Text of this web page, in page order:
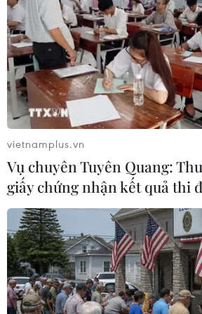
TIN LIÊN QUAN
vietnamplus.vn
Vụ chuyên Tuyên Quang:
giấy chứng nhận kết quả thi